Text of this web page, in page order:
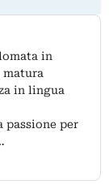
in
matura
in lingua
passione per